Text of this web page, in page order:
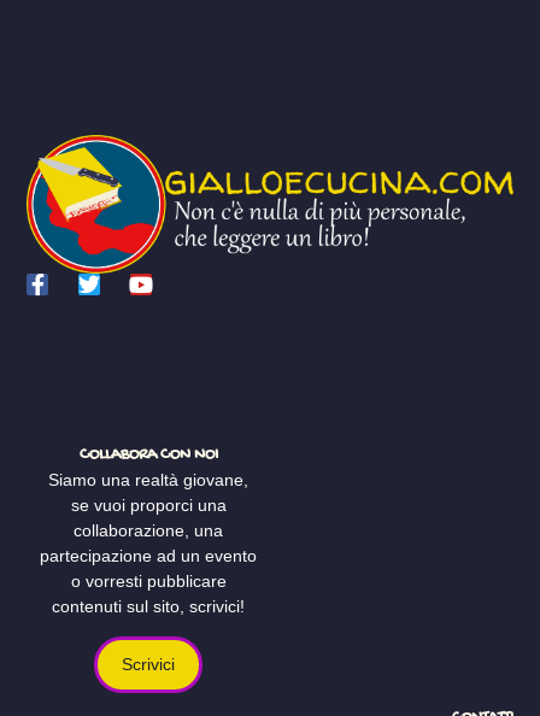
COLLABORA CON NOI
Siamo una realtà giovane,
se vuoi proporci una
collaborazione, una
partecipazione ad un evento
o vorresti pubblicare
contenuti sul sito, scrivici!
Scrivici